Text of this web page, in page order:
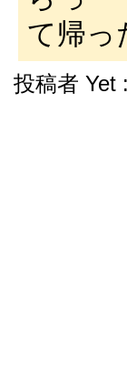
て帰っ
投稿者 Yet